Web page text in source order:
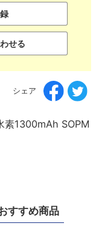
せる
シェア
素1300mAh SOPM
すすめ商品